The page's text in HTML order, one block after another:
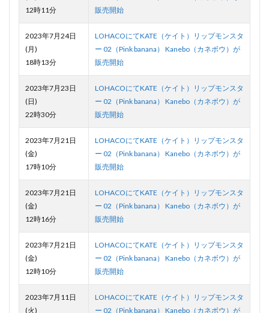
12時11分
販売開始
2023年7月24日
(月)
18時13分
LOHACOにてKATE（ケイト）リップモンスタ
ー 02（Pink banana） Kanebo（カネボウ）が
販売開始
2023年7月23日
(日)
22時30分
LOHACOにてKATE（ケイト）リップモンスタ
ー 02（Pink banana） Kanebo（カネボウ）が
販売開始
2023年7月21日
(金)
17時10分
LOHACOにてKATE（ケイト）リップモンスタ
ー 02（Pink banana） Kanebo（カネボウ）が
販売開始
2023年7月21日
(金)
12時16分
LOHACOにてKATE（ケイト）リップモンスタ
ー 02（Pink banana） Kanebo（カネボウ）が
販売開始
2023年7月21日
(金)
12時10分
LOHACOにてKATE（ケイト）リップモンスタ
ー 02（Pink banana） Kanebo（カネボウ）が
販売開始
2023年7月11日
(火)
LOHACOにてKATE（ケイト）リップモンスタ
ー 02（Pink banana） Kanebo（カネボウ）が